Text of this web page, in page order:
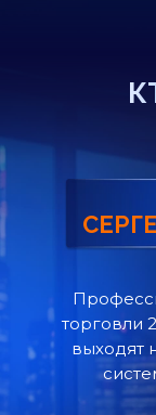
торговли
выходят